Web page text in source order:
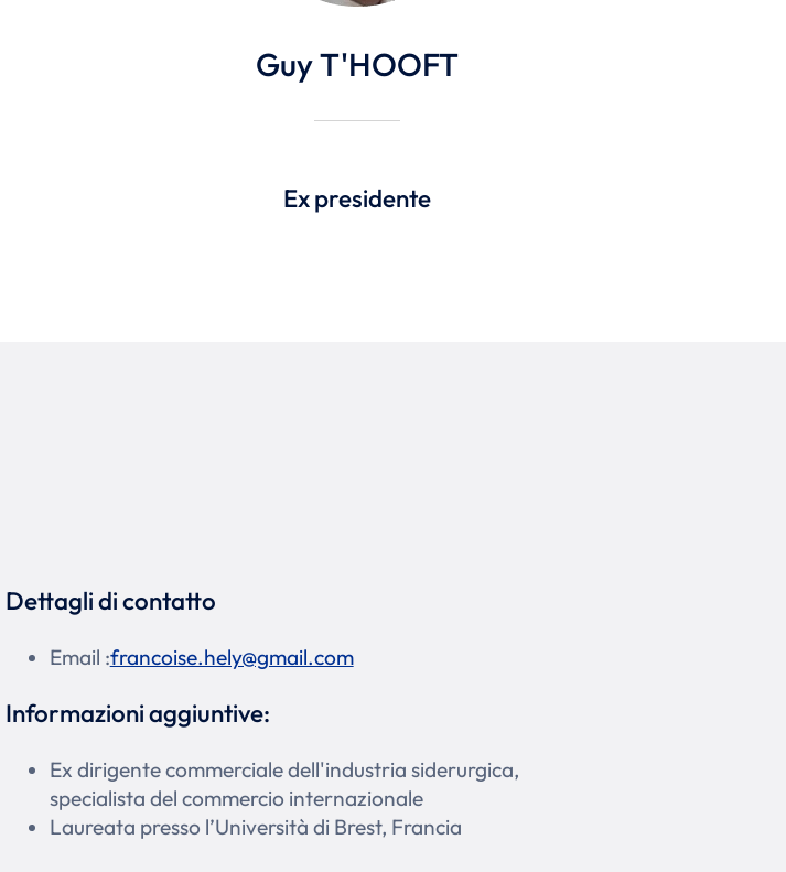
Guy T'HOOFT
Ex presidente
Dettagli di contatto
Email :francoise.hely@gmail.com
Informazioni aggiuntive:
Ex dirigente commerciale dell'industria siderurgica,
specialista del commercio internazionale
Laureata presso l’Università di Brest, Francia